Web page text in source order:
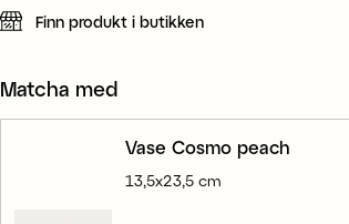
Finn produkt i butikken
Matcha med
Vase Cosmo peach
13,5x23,5 cm